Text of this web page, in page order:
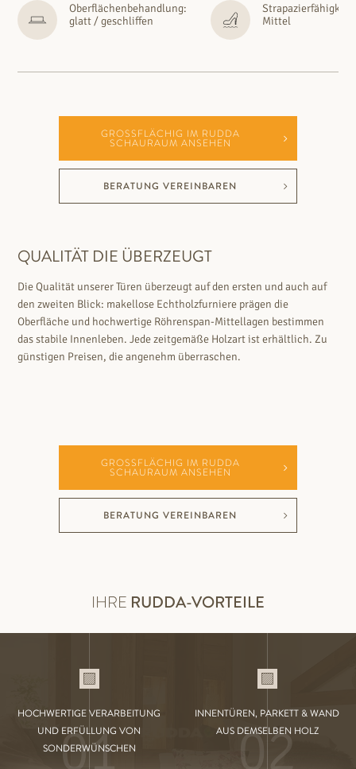
Oberflächenbehandlung:
glatt / geschliffen
Strapazierfähigkeit:
Mittel
GROSSFLÄCHIG IM RUDDA S
CHAURAUM ANSEHEN
BERATUNG VEREINBAREN
QUALITÄT DIE ÜBERZEUGT
Die Qualität unserer Türen überzeugt auf den ersten und auch auf
den zweiten Blick: makellose Echtholzfurniere prägen die
Oberfläche und hochwertige Röhrenspan-Mittellagen bestimmen
das stabile Innenleben. Jede zeitgemäße Holzart ist erhältlich. Zu
günstigen Preisen, die angenehm überraschen.
GROSSFLÄCHIG IM RUDDA S
CHAURAUM ANSEHEN
BERATUNG VEREINBAREN
IHRE RUDDA-VORTEILE
HOCHWERTIGE VERARBEITUNG
UND ERFÜLLUNG VON
SONDERWÜNSCHEN
01
INNENTÜREN, PARKETT & WAND
AUS DEMSELBEN HOLZ
02